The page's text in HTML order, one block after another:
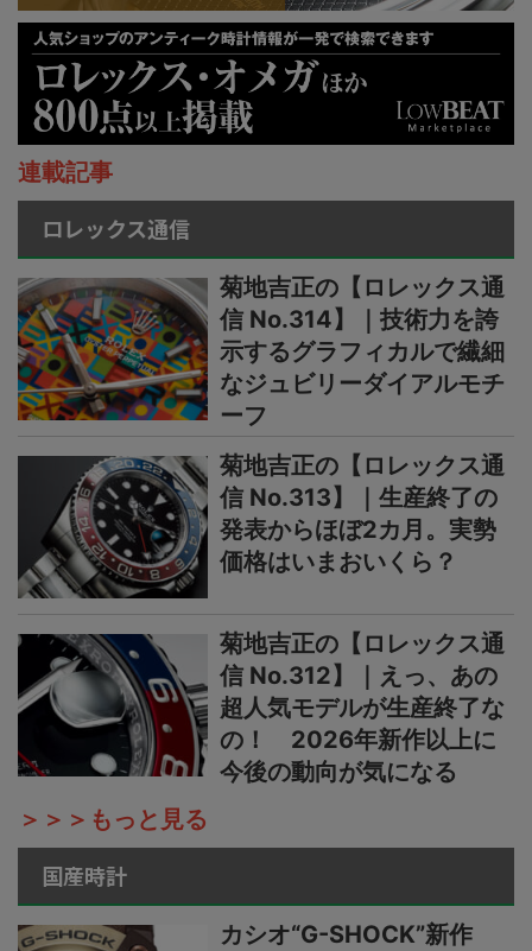
連載記事
ロレックス通信
菊地吉正の【ロレックス通
信 No.314】｜技術力を誇
示するグラフィカルで繊細
なジュビリーダイアルモチ
ーフ
菊地吉正の【ロレックス通
信 No.313】｜生産終了の
発表からほぼ2カ月。実勢
価格はいまおいくら？
菊地吉正の【ロレックス通
信 No.312】｜えっ、あの
超人気モデルが生産終了な
の！ 2026年新作以上に
今後の動向が気になる
＞＞＞もっと見る
国産時計
カシオ“G-SHOCK”新作